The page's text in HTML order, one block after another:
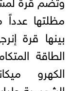
مظلتها
بينها قرة
الطاقة
الكهرو